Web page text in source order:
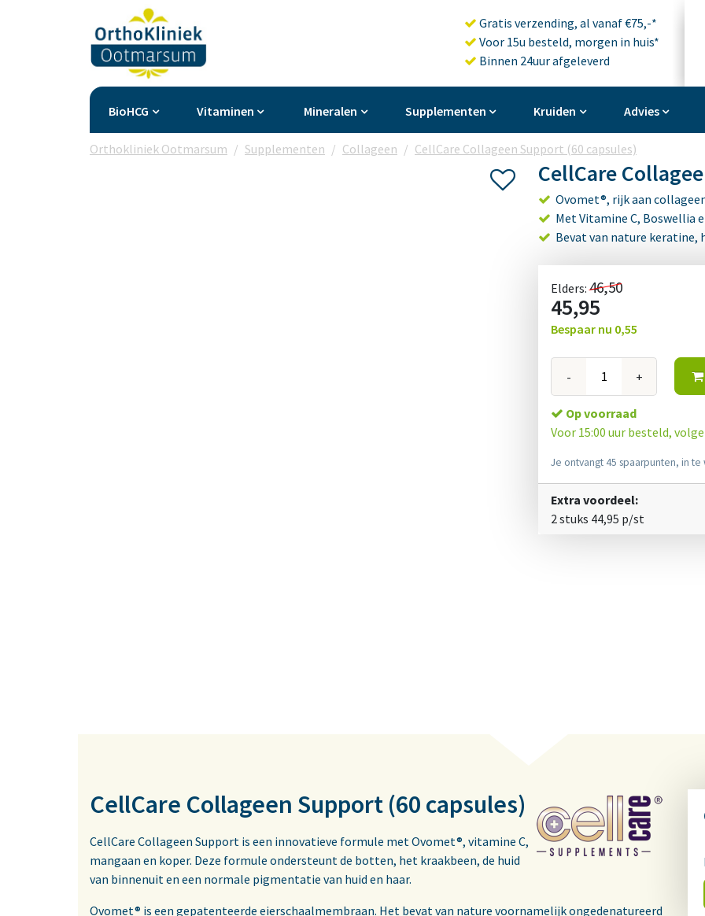
Gratis verzending, al vanaf €75,-*
Voor 15u besteld, morgen in huis*
Binnen 24uur afgeleverd
BioHCG Vitaminen Mineralen Supplementen Kruiden Advies
Orthokliniek Ootmarsum Supplementen Collageen CellCare Collageen Support (60 capsules)
CellCare
Ovomet®, rijk aan
Met Vitamine C, Boswellia
Bevat van nature keratine,
Elders:46,50
45,95
Bespaar nu 0,55
- +
Op voorraad
Voor 15:00 uur besteld,
Je ontvangt 45 spaarpunten, in
Extra voordeel:
2 stuks 44,95 p/st
CellCare Collageen Support (60 capsules)
CellCare Collageen Support is een innovatieve formule met Ovomet®, vitamine C,
mangaan en koper. Deze formule ondersteunt de botten, het kraakbeen, de huid
van binnenuit en een normale pigmentatie van huid en haar.
Ovomet® is een gepatenteerde eierschaalmembraan. Het bevat van nature voornamelijk ongedenatureerd